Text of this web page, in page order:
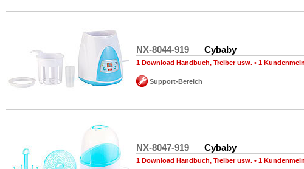
NX-8044-919 Cybaby
1 Download Handbuch, Treiber usw. • 1
Support-Bereich
NX-8047-919 Cybaby
1 Download Handbuch, Treiber usw. • 1